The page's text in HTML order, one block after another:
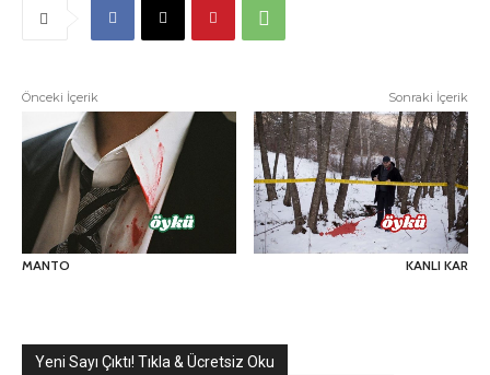
Önceki İçerik
MANTO
Sonraki İçerik
KANLI KAR
Yeni Sayı Çıktı! Tıkla & Ücretsiz Oku